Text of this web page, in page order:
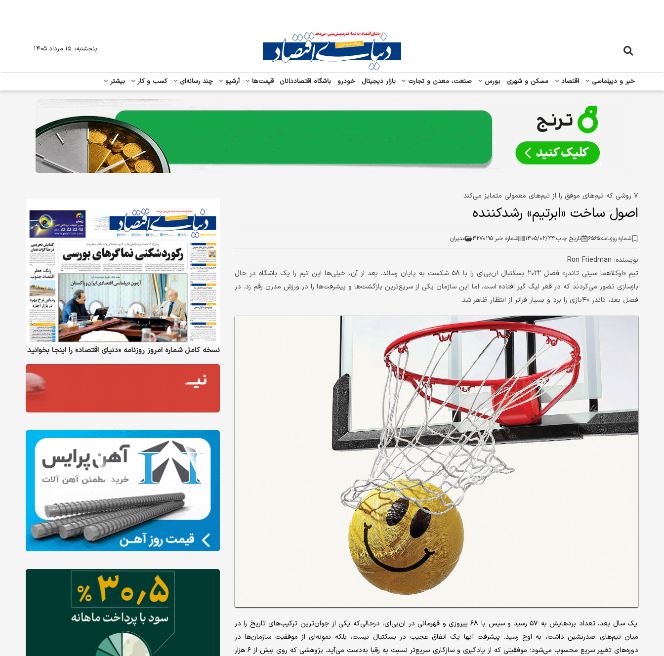
خبر و دیپلماسی اقتصاد مسکن و شهری بورس صنعت، معدن و تجارت بازار دیجیتال خودرو باشگاه اقتصاددانان قیمت‌ها آرشیو چند رسانه‌ای کسب و کار بیشتر
پنجشنبه، ۱۵ مرداد ۱۴۰۵
۷ روشی که تیم‌های موفق را از تیم‌های معمولی متمایز می‌کند
اصول ساخت «ابرتیم» رشدکننده
شماره روزنامه:۶۵۶۵ تاریخ چاپ:۱۴۰۵/۰۲/۲۴ شماره خبر:۴۲۷۰۱۹۵ مدیران
نویسنده: Ron Friedman
تیم «اوکلاهما سیتی تاندر» فصل ۲۰۲۲ بسکتبال ان‌بی‌ای را با ۵۸ شکست به پایان رساند. بعد از آن، خیلی‌ها این تیم را یک باشگاه در حال
بازسازی تصور می‌کردند که در قعر لیگ گیر افتاده است. اما این سازمان یکی از سریع‌ترین بازگشت‌ها و پیشرفت‌ها را در ورزش مدرن رقم زد. در
فصل بعد، تاندر ۴۰بازی را برد و بسیار فراتر از انتظار ظاهر شد.
یک سال بعد، تعداد بردهایش به ۵۷ رسید و سپس با ۶۸ پیروزی و قهرمانی در ان‌بی‌ای، درحالی‌که یکی از جوان‌ترین ترکیب‌های تاریخ را در
میان تیم‌های صدرنشین داشت، به اوج رسید. پیشرفت آنها یک اتفاق عجیب در بسکتبال نیست، بلکه نمونه‌ای از موفقیت سازمان‌ها در
دوره‌های تغییر سریع محسوب می‌شود؛ موفقیتی که از یادگیری و سازگاری سریع‌تر نسبت به رقبا به‌دست می‌آید. پژوهشی که روی بیش از ۶ هزار
نسخه کامل شماره امروز روزنامه «دنیای‌ اقتصاد» را اینجا بخوانید